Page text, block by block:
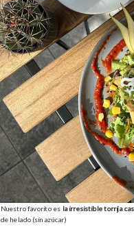
Nuestro favorito es la irresistible torrija
de helado (sin azúcar)